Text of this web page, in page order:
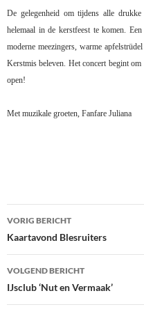
De gelegenheid om tijdens alle
helemaal in de kerstfeest te komen.
moderne meezingers, warme
Kerstmis beleven. Het concert begint
open!
Met muzikale groeten, Fanfare Juliana
Bericht
navigatie
VORIG BERICHT
Kaartavond Blesruiters
VOLGEND BERICHT
IJsclub ‘Nut en Vermaak’